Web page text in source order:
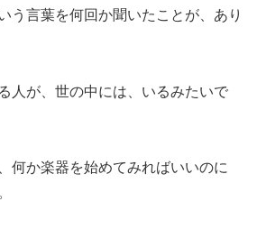
う言葉を何回か聞いたことが、あり
人が、世の中には、いるみたいで
何か楽器を始めてみればいいのに